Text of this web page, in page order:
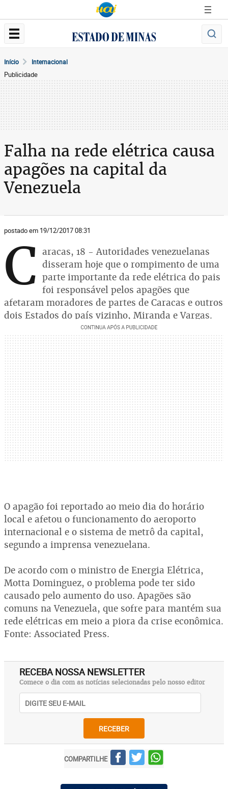
Início Internacional
Publicidade
Falha na rede elétrica causa
apagões na capital da
Venezuela
postado em 19/12/2017 08:31
C aracas, 18 - Autoridades venezuelanas
disseram hoje que o rompimento de uma
parte importante da rede elétrica do pais
foi responsável pelos apagões que
afetaram moradores de partes de Caracas e outros
dois Estados do país vizinho, Miranda e Vargas.
O apagão foi reportado ao meio dia do horário
local e afetou o funcionamento do aeroporto
internacional e o sistema de metrô da capital,
segundo a imprensa venezuelana.
De acordo com o ministro de Energia Elétrica,
Motta Dominguez, o problema pode ter sido
causado pelo aumento do uso. Apagões são
comuns na Venezuela, que sofre para mantém sua
rede elétricas em meio a piora da crise econômica.
Fonte: Associated Press.
RECEBA NOSSA NEWSLETTER
Comece o dia com as notícias selecionadas pelo nosso editor
RECEBER
COMPARTILHE